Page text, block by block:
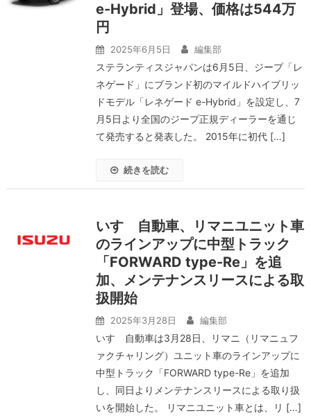
e-Hybrid」登場、価格は544万
円
2025年6月5日 編集部
ステランティスジャパンは6月5日、ジープ「レ
ネゲード」にブランド初のマイルドハイブリッ
ドモデル「レネゲード e-Hybrid」を設定し、7
月5日より全国のジープ正規ディーラーを通じ
て発売すると発表した。 2015年に初代 […]
続きを読む
いすゞ自動車、リマニユニット車
のラインアップに中型トラック
「FORWARD type-Re」を追
加、メンテナンスリースによる取
扱開始
2025年3月28日 編集部
いすゞ自動車は3月28日、リマニ（リマニュフ
ァクチャリング）ユニット車のラインアップに
中型トラック「FORWARD type-Re」を追加
し、同日よりメンテナンスリースによる取り扱
いを開始した。 リマニユニット車とは、リ […]